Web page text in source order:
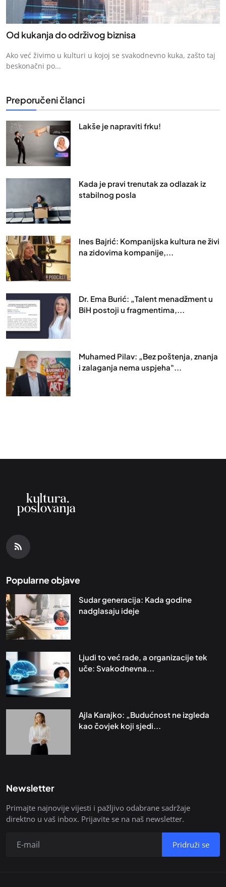
Od kukanja do održivog biznisa
Ako već živimo u kulturi u kojoj se svakodnevno kuka, zašto taj
beskonačni po...
Preporučeni članci
Lakše je napraviti frku!
Kada je pravi trenutak za odlazak iz
stabilnog posla
Ines Bajrić: Kompanijska kultura ne živi
na zidovima kompanije,...
Dr. Ema Burić: „Talent menadžment u
BiH postoji u fragmentima,...
Muhamed Pilav: „Bez poštenja, znanja
i zalaganja nema uspjeha"...
Popularne objave
Sudar generacija: Kada godine
nadglasaju ideje
Ljudi to već rade, a organizacije tek
uče: Svakodnevna...
Ajla Karajko: „Budućnost ne izgleda
kao čovjek koji sjedi...
Newsletter
Primajte najnovije vijesti i pažljivo odabrane sadržaje
direktno u vaš inbox. Prijavite se na naš newsletter.
Pridruži se